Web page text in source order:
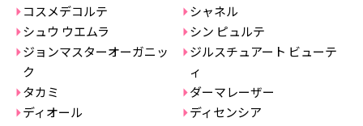
コスメデコルテ
シャネル
シュウ ウエムラ
シン ピュルテ
ジョンマスターオーガニッ
ク
ジルスチュアート ビューテ
ィ
タカミ
ダーマレーザー
ディオール
ディセンシア